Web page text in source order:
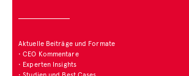
wir interessante Studien
und deren Ergebnisse vor.